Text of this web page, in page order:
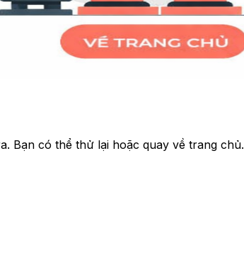
Bạn có thể thử lại hoặc quay về trang chủ.